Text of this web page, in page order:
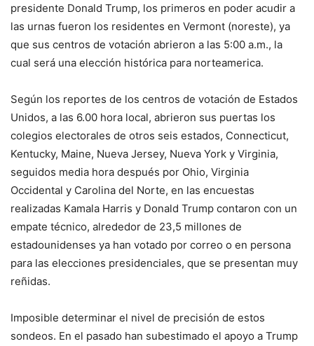
presidente Donald Trump, los primeros en poder acudir a
las urnas fueron los residentes en Vermont (noreste), ya
que sus centros de votación abrieron a las 5:00 a.m., la
cual será una elección histórica para norteamerica.
Según los reportes de los centros de votación de Estados
Unidos, a las 6.00 hora local, abrieron sus puertas los
colegios electorales de otros seis estados, Connecticut,
Kentucky, Maine, Nueva Jersey, Nueva York y Virginia,
seguidos media hora después por Ohio, Virginia
Occidental y Carolina del Norte, en las encuestas
realizadas Kamala Harris y Donald Trump contaron con un
empate técnico, alrededor de 23,5 millones de
estadounidenses ya han votado por correo o en persona
para las elecciones presidenciales, que se presentan muy
reñidas.
Imposible determinar el nivel de precisión de estos
sondeos. En el pasado han subestimado el apoyo a Trump